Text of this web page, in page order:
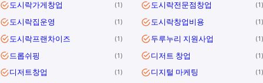
도시락가게창업 1 도시락전문점창업 1
도시락집운영 1 도시락창업비용 1
도시락프랜차이즈 1 두루누리 지원사업 1
드롭쉬핑 1 디저트 창업 1
디저트창업 1 디지털 마케팅 1